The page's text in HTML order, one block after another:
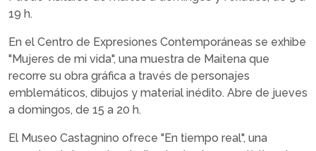
19 h.
En el Centro de Expresiones Contemporáneas se exhibe
"Mujeres de mi vida", una muestra de Maitena que
recorre su obra gráfica a través de personajes
emblemáticos, dibujos y material inédito. Abre de jueves
a domingos, de 15 a 20 h.
El Museo Castagnino ofrece "En tiempo real", una